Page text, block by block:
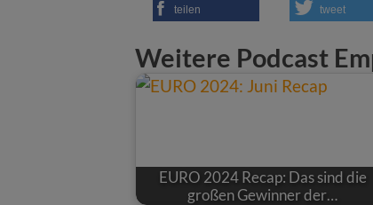
teilen tweet
Weitere Podcast
EURO 2024 Recap: Das sind die
großen Gewinner der…